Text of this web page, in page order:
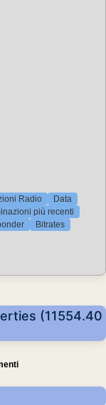
Radio
Data
più recenti
Bitrates
(11554.40